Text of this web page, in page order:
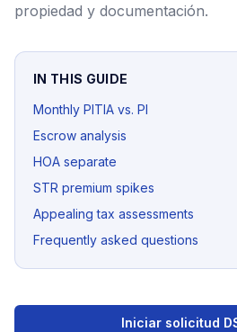
propiedad y documentación.
IN THIS GUIDE
Monthly PITIA vs. PI
Escrow analysis
HOA separate
STR premium spikes
Appealing tax assessments
Frequently asked questions
Iniciar solicitud